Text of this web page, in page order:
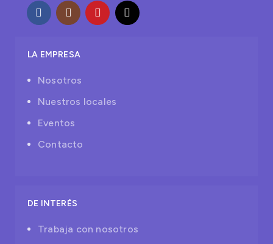
LA EMPRESA
Nosotros
Nuestros locales
Eventos
Contacto
DE INTERÉS
Trabaja con nosotros